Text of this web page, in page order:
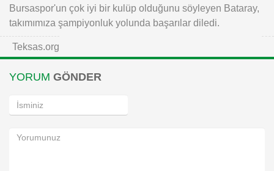
Bursaspor'un çok iyi bir kulüp olduğunu söyleyen Bataray,
takımımıza şampiyonluk yolunda başarılar diledi.
Teksas.org
YORUM GÖNDER